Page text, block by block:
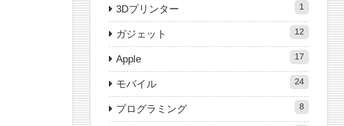
3Dプリンター 1
ガジェット 12
Apple 17
モバイル 24
プログラミング 8